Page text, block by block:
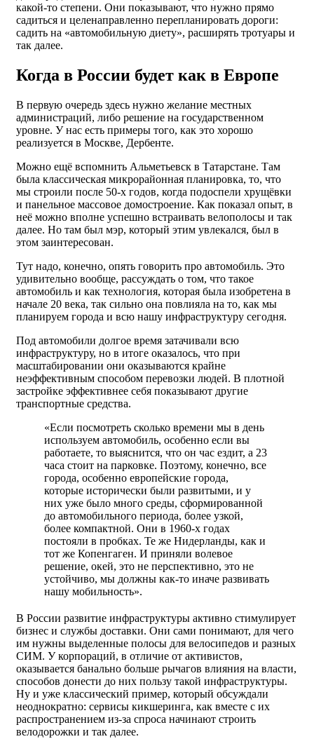
какой-то степени. Они показывают, что нужно прямо
садиться и целенаправленно перепланировать дороги:
садить на «автомобильную диету», расширять тротуары и
так далее.
Когда в России будет как в Европе
В первую очередь здесь нужно желание местных
администраций, либо решение на государственном
уровне. У нас есть примеры того, как это хорошо
реализуется в Москве, Дербенте.
Можно ещё вспомнить Альметьевск в Татарстане. Там
была классическая микрорайонная планировка, то, что
мы строили после 50-х годов, когда подоспели хрущёвки
и панельное массовое домостроение. Как показал опыт, в
неё можно вполне успешно встраивать велополосы и так
далее. Но там был мэр, который этим увлекался, был в
этом заинтересован.
Тут надо, конечно, опять говорить про автомобиль. Это
удивительно вообще, рассуждать о том, что такое
автомобиль и как технология, которая была изобретена в
начале 20 века, так сильно она повлияла на то, как мы
планируем города и всю нашу инфраструктуру сегодня.
Под автомобили долгое время затачивали всю
инфраструктуру, но в итоге оказалось, что при
масштабировании они оказываются крайне
неэффективным способом перевозки людей. В плотной
застройке эффективнее себя показывают другие
транспортные средства.
«Если посмотреть сколько времени мы в день
используем автомобиль, особенно если вы
работаете, то выяснится, что он час ездит, а 23
часа стоит на парковке. Поэтому, конечно, все
города, особенно европейские города,
которые исторически были развитыми, и у
них уже было много среды, сформированной
до автомобильного периода, более узкой,
более компактной. Они в 1960-х годах
постояли в пробках. Те же Нидерланды, как и
тот же Копенгаген. И приняли волевое
решение, окей, это не перспективно, это не
устойчиво, мы должны как-то иначе развивать
нашу мобильность».
В России развитие инфраструктуры активно стимулирует
бизнес и службы доставки. Они сами понимают, для чего
им нужны выделенные полосы для велосипедов и разных
СИМ. У корпораций, в отличие от активистов,
оказывается банально больше рычагов влияния на власти,
способов донести до них пользу такой инфраструктуры.
Ну и уже классический пример, который обсуждали
неоднократно: сервисы кикшеринга, как вместе с их
распространением из-за спроса начинают строить
велодорожки и так далее.